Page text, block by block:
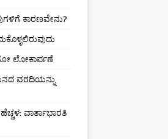
ಕಾರಣವೇನು?
ಲೋಕಾರ್ಪಣೆ
ವರದಿಯನ್ನು
ವಾರ್ತಾಭಾರತಿ